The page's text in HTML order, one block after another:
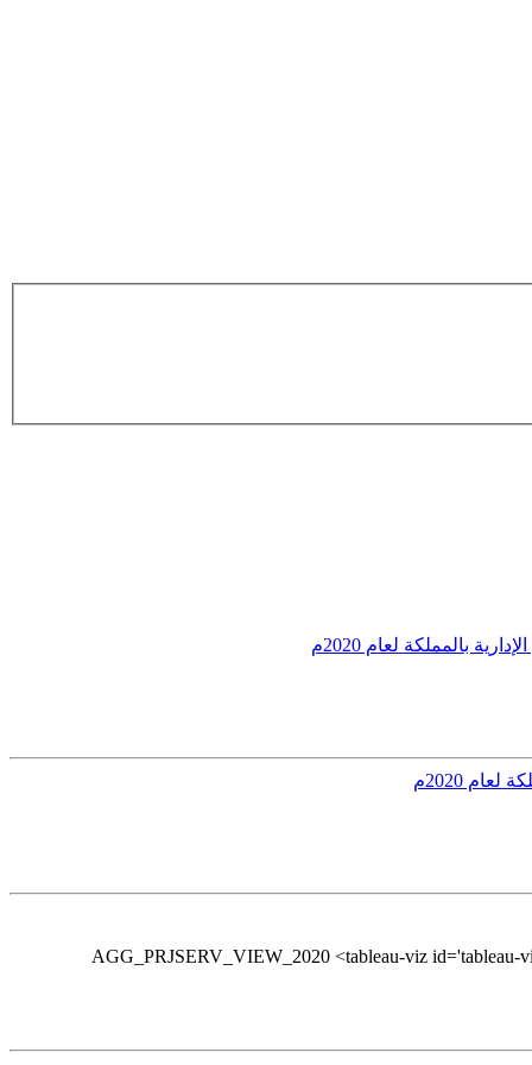
بالمملكة لعام 2020م
2020م
AGG_PRJSERV_VIEW_2020 <tableau-viz id='tableau-